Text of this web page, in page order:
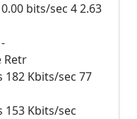
bits/sec 4 2.63
Retr
182 Kbits/sec 77
153 Kbits/sec